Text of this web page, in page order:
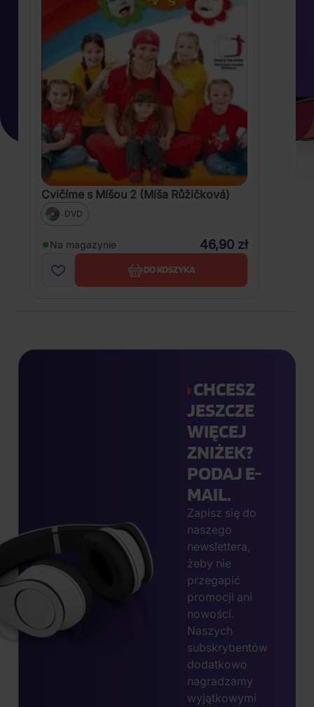
Cvičíme s Míšou 2 (Míša Růžičková)
DVD
Na magazynie 46,90 zł
DO KOSZYKA
CHCESZ
JESZCZE
WIĘCEJ
ZNIŻEK?
PODAJ E-
MAIL.
Zapisz się do
naszego
newslettera,
żeby nie
przegapić
promocji ani
nowości.
Naszych
subskrybentów
dodatkowo
nagradzamy
wyjątkowymi